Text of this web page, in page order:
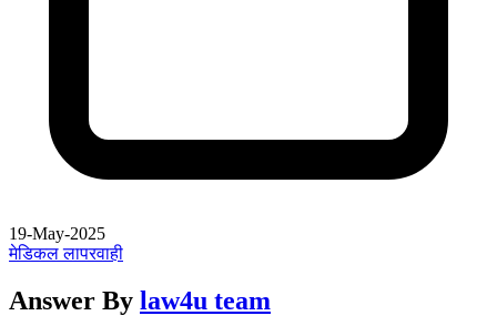
19-May-2025
मेडिकल लापरवाही
Answer By law4u team